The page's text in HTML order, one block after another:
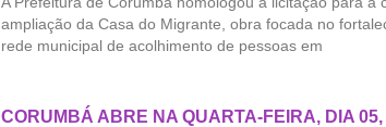
ampliação da Casa do Migrante, obra focada no
rede municipal de acolhimento de pessoas em
CORUMBÁ ABRE NA QUARTA-FEIRA, DIA 05,